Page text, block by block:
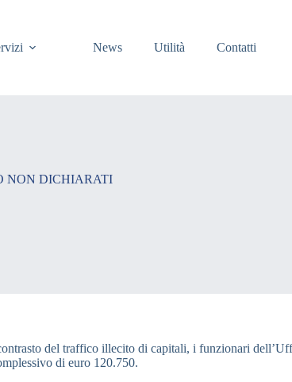
News Utilità Contatti
NON DICHIARATI
del traffico illecito di capitali, i funzionari
di euro 120.750.